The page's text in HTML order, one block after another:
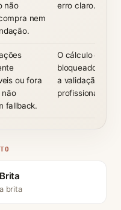
não
nem
erro claro.
ou fora
não
fallback.
O cálculo é
bloqueado e
a validação
profissional.
Brita
a brita